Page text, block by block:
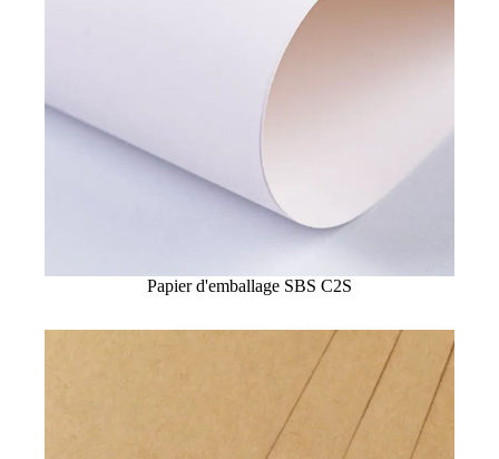
Papier d'emballage SBS C2S